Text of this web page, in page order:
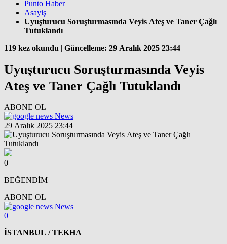
Punto Haber
Asayiş
Uyuşturucu Soruşturmasında Veyis Ateş ve Taner Çağlı
Tutuklandı
119 kez okundu | Güncelleme: 29 Aralık 2025 23:44
Uyuşturucu Soruşturmasında Veyis
Ateş ve Taner Çağlı Tutuklandı
ABONE OL
News
29 Aralık 2025 23:44
0
BEĞENDİM
ABONE OL
News
0
İSTANBUL / TEKHA